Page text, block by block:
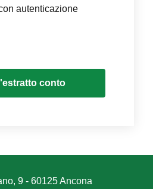
autenticazione
conto
9 - 60125 Ancona